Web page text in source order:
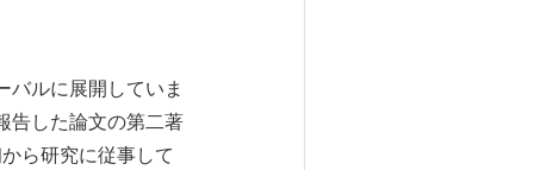
バルに展開していま
告した論文の第二著
ら研究に従事して